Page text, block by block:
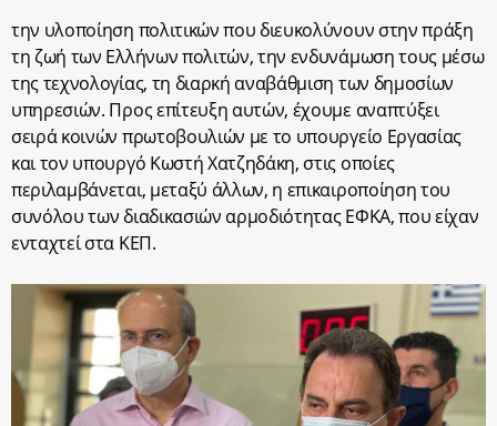
την υλοποίηση πολιτικών που διευκολύνουν στην πράξη
τη ζωή των Ελλήνων πολιτών, την ενδυνάμωση τους μέσω
της τεχνολογίας, τη διαρκή αναβάθμιση των δημοσίων
υπηρεσιών. Προς επίτευξη αυτών, έχουμε αναπτύξει
σειρά κοινών πρωτοβουλιών με το υπουργείο Εργασίας
και τον υπουργό Κωστή Χατζηδάκη, στις οποίες
περιλαμβάνεται, μεταξύ άλλων, η επικαιροποίηση του
συνόλου των διαδικασιών αρμοδιότητας ΕΦΚΑ, που είχαν
ενταχτεί στα ΚΕΠ.